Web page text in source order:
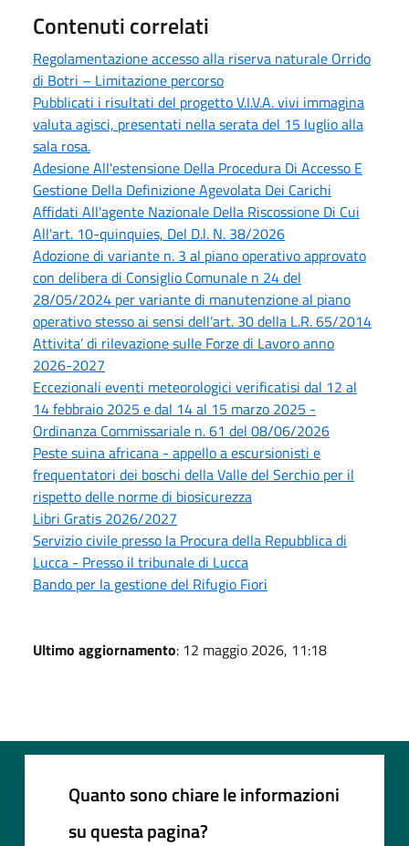
Contenuti correlati
Regolamentazione accesso alla riserva naturale Orrido
di Botri – Limitazione percorso
Pubblicati i risultati del progetto V.I.V.A. vivi immagina
valuta agisci, presentati nella serata del 15 luglio alla
sala rosa.
Adesione All'estensione Della Procedura Di Accesso E
Gestione Della Definizione Agevolata Dei Carichi
Affidati All'agente Nazionale Della Riscossione Di Cui
All'art. 10-quinquies, Del D.l. N. 38/2026
Adozione di variante n. 3 al piano operativo approvato
con delibera di Consiglio Comunale n 24 del
28/05/2024 per variante di manutenzione al piano
operativo stesso ai sensi dell’art. 30 della L.R. 65/2014
Attivita’ di rilevazione sulle Forze di Lavoro anno
2026-2027
Eccezionali eventi meteorologici verificatisi dal 12 al
14 febbraio 2025 e dal 14 al 15 marzo 2025 -
Ordinanza Commissariale n. 61 del 08/06/2026
Peste suina africana - appello a escursionisti e
frequentatori dei boschi della Valle del Serchio per il
rispetto delle norme di biosicurezza
Libri Gratis 2026/2027
Servizio civile presso la Procura della Repubblica di
Lucca - Presso il tribunale di Lucca
Bando per la gestione del Rifugio Fiori
Ultimo aggiornamento: 12 maggio 2026, 11:18
Quanto sono chiare le informazioni
su questa pagina?